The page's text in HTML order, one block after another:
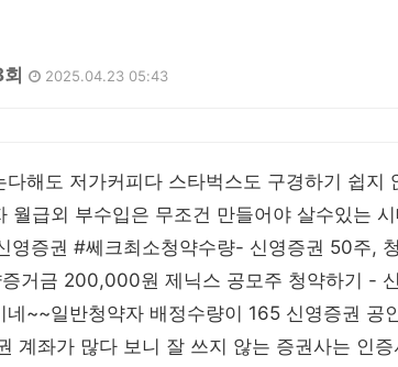
2025.04.23 05:43
다해도 저가커피다 스타벅스도 구경하기 쉽지
월급외 부수입은 무조건 만들어야 살수있는
영증권 #쎄크최소청약수량- 신영증권 50주,
거금 200,000원 제닉스 공모주 청약하기 -
네~~일반청약자 배정수량이 165 신영증권 공
계좌가 많다 보니 잘 쓰지 않는 증권사는 인